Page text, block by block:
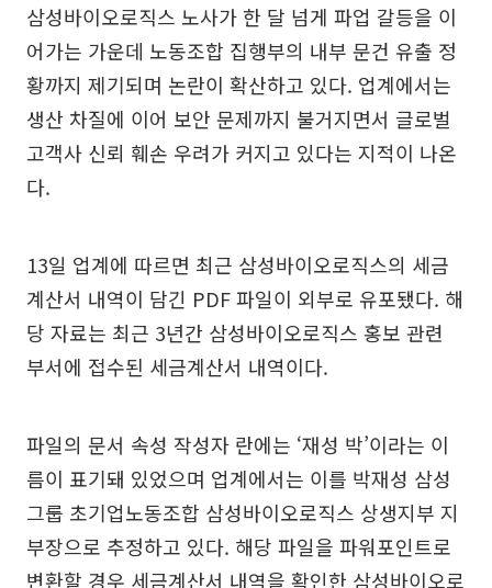
삼성바이오로직스 노사가 한 달 넘게 파업 갈등을 이
어가는 가운데 노동조합 집행부의 내부 문건 유출 정
황까지 제기되며 논란이 확산하고 있다. 업계에서는
생산 차질에 이어 보안 문제까지 불거지면서 글로벌
고객사 신뢰 훼손 우려가 커지고 있다는 지적이 나온
다.
13일 업계에 따르면 최근 삼성바이오로직스의 세금
계산서 내역이 담긴 PDF 파일이 외부로 유포됐다. 해
당 자료는 최근 3년간 삼성바이오로직스 홍보 관련
부서에 접수된 세금계산서 내역이다.
파일의 문서 속성 작성자 란에는 ‘재성 박’이라는 이
름이 표기돼 있었으며 업계에서는 이를 박재성 삼성
그룹 초기업노동조합 삼성바이오로직스 상생지부 지
부장으로 추정하고 있다. 해당 파일을 파워포인트로
변환할 경우 세금계산서 내역을 확인한 삼성바이오로